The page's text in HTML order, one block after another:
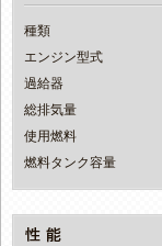
種類
エンジン型式
過給器
総排気量
使用燃料
燃料タンク容量